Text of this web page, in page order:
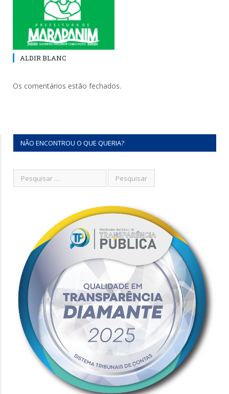
ALDIR BLANC
Os comentários estão fechados.
NÃO ENCONTROU O QUE QUERIA?